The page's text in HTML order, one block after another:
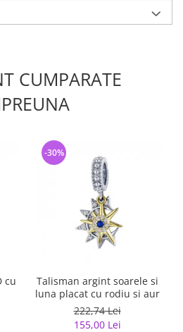
CUMPARATE
cu
Talisman argint soarele si
luna placat cu rodiu si aur
222,74 Lei
155,00 Lei
-30%